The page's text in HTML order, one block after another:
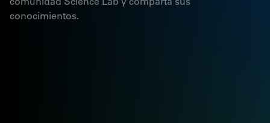
conocimientos.